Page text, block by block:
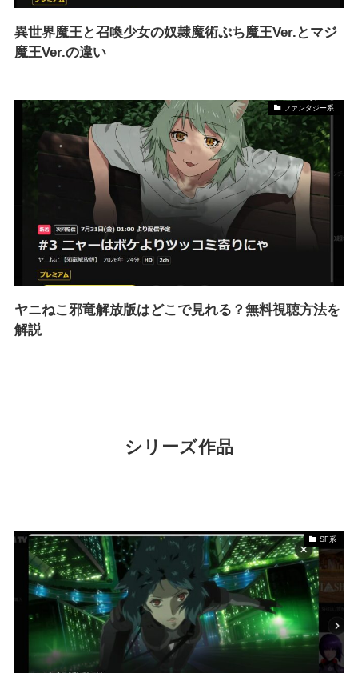
異世界魔王と召喚少女の奴隷魔術ぷち魔王Ver.とマジ
魔王Ver.の違い
ファンタジー系
ヤニねこ邪竜解放版はどこで見れる？無料視聴方法を
解説
シリーズ作品
SF系